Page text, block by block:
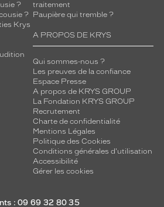
?
?
Krys
traitement
Paupière qui tremble ?
A PROPOS DE KRYS
Qui sommes-nous ?
Les preuves de la confiance
Espace Presse
A propos de KRYS GROUP
La Fondation KRYS GROUP
Recrutement
Charte de confidentialité
Mentions Légales
Politique des Cookies
Conditions générales d'utilisation
Accessibilité
Gérer les cookies
: 09 69 32 80 35